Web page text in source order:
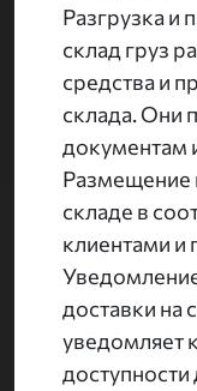
Разгрузка и
склад груз
средства и
склада. Они
документам
Размещение
складе в
клиентами и
доставки на
уведомляет